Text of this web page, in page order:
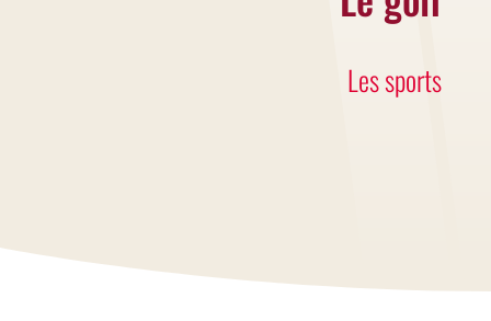
Les sports
Savoir appréhender les coups